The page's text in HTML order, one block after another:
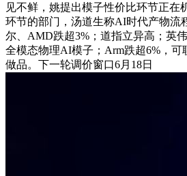
见不鲜，姚提出模子性价比环节正在
环节的部门，汤道生称AI时代产物流
尔、AMD跌超3%；道指立异高；英
全模态物理AI模子；Arm跌超6%，可
做品。下一轮调价窗口6月18日